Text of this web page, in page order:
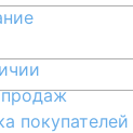
покупателей